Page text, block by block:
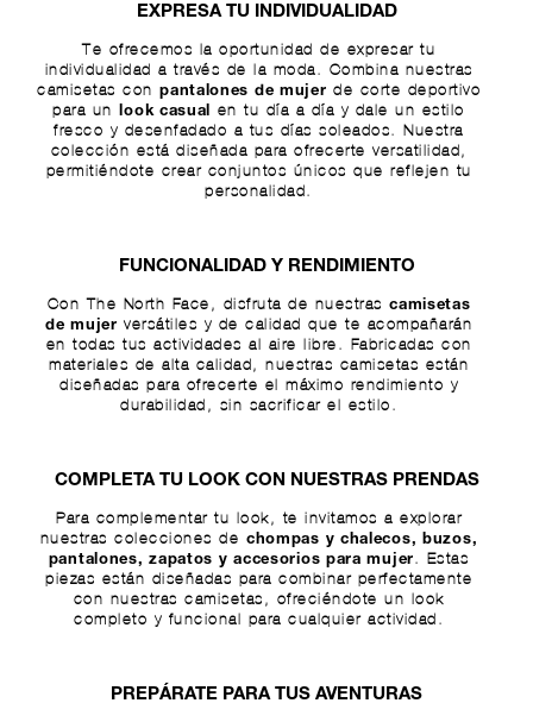
EXPRESA TU INDIVIDUALIDAD
Te ofrecemos la oportunidad de expresar tu
individualidad a través de la moda. Combina nuestras
camisetas conpantalones de mujer de corte deportivo
para un
look casual
en tu día a día y dale un estilo
fresco y desenfadado a tus días soleados. Nuestra
colección está diseñada para ofrecerte versatilidad,
permitiéndote crear conjuntos únicos que reflejen tu
personalidad.
FUNCIONALIDAD Y RENDIMIENTO
Con The North Face, disfruta de nuestrascamisetas
de mujer versátiles y de calidad que te acompañarán
en todas tus actividades al aire libre. Fabricadas con
materiales de alta calidad, nuestras camisetas están
diseñadas para ofrecerte el máximo rendimiento y
durabilidad, sin sacrificar el estilo.
COMPLETA TU LOOK CON NUESTRAS PRENDAS
Para complementar tu look, te invitamos a explorar
nuestras colecciones de
chompas y chalecos, buzos,
pantalones,zapatos yaccesorios para mujer. Estas
piezas están diseñadas para combinar perfectamente
con nuestras camisetas, ofreciéndote un look
completo y funcional para cualquier actividad.
PREPÁRATE PARA TUS AVENTURAS